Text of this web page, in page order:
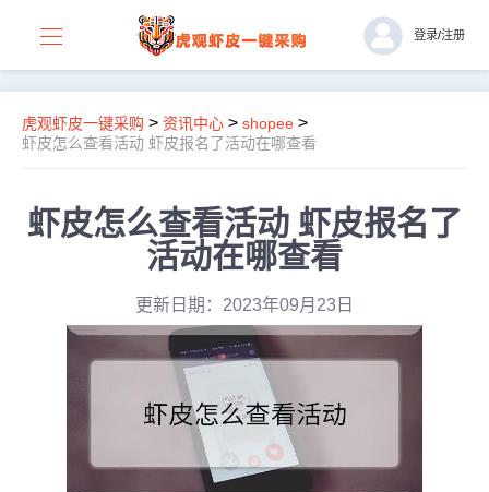
登录/注册
虎观虾皮一键采购 > 资讯中心 > shopee >
虾皮怎么查看活动 虾皮报名了活动在哪查看
虾皮怎么查看活动 虾皮报名了
活动在哪查看
更新日期：2023年09月23日